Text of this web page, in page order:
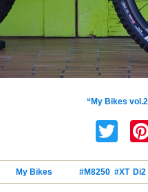
“My Bikes
My Bikes #M8250, #XT, Di2